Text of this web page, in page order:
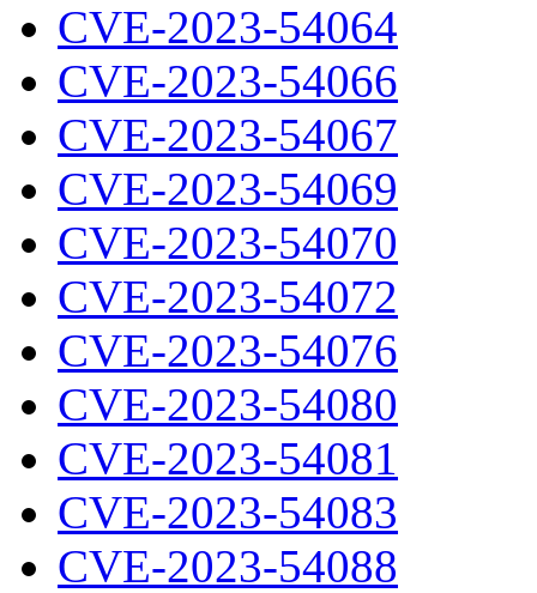
CVE-2023-54064
CVE-2023-54066
CVE-2023-54067
CVE-2023-54069
CVE-2023-54070
CVE-2023-54072
CVE-2023-54076
CVE-2023-54080
CVE-2023-54081
CVE-2023-54083
CVE-2023-54088